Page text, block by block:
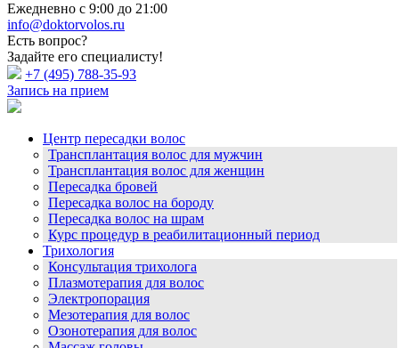
Ежедневно с 9:00 до 21:00
info@doktorvolos.ru
Есть вопрос?
Задайте его специалисту!
+7 (495) 788-35-93
Запись на прием
Центр пересадки волос
Трансплантация волос для мужчин
Трансплантация волос для женщин
Пересадка бровей
Пересадка волос на бороду
Пересадка волос на шрам
Курс процедур в реабилитационный период
Трихология
Консультация трихолога
Плазмотерапия для волос
Электропорация
Мезотерапия для волос
Озонотерапия для волос